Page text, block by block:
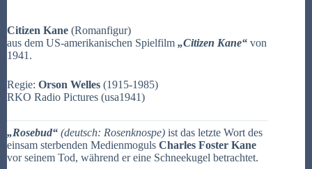
Citizen Kane (Romanfigur)
aus dem US-amerikanischen Spielfilm „Citizen Kane“ von
1941.
Regie: Orson Welles (1915-1985)
RKO Radio Pictures (usa1941)
„Rosebud“ (deutsch: Rosenknospe) ist das letzte Wort des
einsam sterbenden Medienmoguls Charles Foster Kane
vor seinem Tod, während er eine Schneekugel betrachtet.